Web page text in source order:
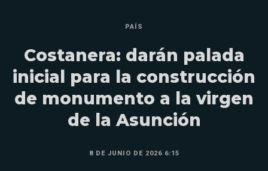
PAÍS
Costanera: darán palada
inicial para la construcción
de monumento a la virgen
de la Asunción
8 DE JUNIO DE 2026 6:15